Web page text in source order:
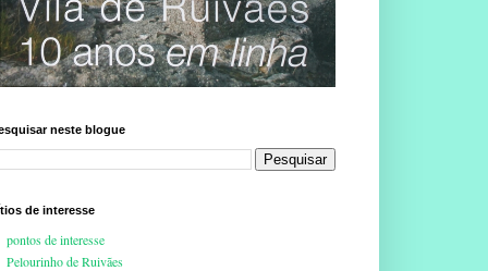
neste blogue
de interesse
pontos de interesse
Pelourinho de Ruivães